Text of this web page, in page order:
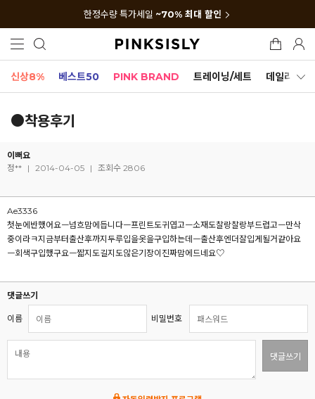
한정수량 특가세일 ~70% 최대 할인
신상8% 베스트50 PINK BRAND 트레이닝/세트 데일리세트
●착용후기
이뻐요
정** | 2014-04-05 | 조회수 2806
Ae3336
첫눈에반했어요ㅡ넘흐맘에듭니다ㅡ프린트도귀엽고ㅡ소재도찰랑찰랑부드럽고ㅡ만삭
중이라ㅋ지금부터출산후까지두루입을옷을구입하는데ㅡ출산후엔더잘입게될거같아요
ㅡ회색구입했구요ㅡ짧지도길지도않은기장이진짜맘에드네요♡
댓글쓰기
이름 비밀번호
댓글쓰기